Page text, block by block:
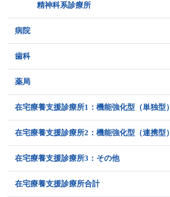
精神科系診療所
病院
歯科
薬局
在宅療養支援診療所1：機能強化型（単独型）
在宅療養支援診療所2：機能強化型（連携型）
在宅療養支援診療所3：その他
在宅療養支援診療所合計